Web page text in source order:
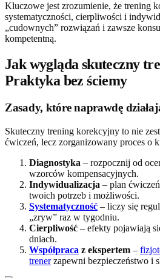
Kluczowe jest zrozumienie, że trening
systematyczności, cierpliwości i
„cudownych” rozwiązań i zawsze
kompetentną.
Jak wygląda skuteczny
Praktyka bez ściemy
Zasady, które naprawdę
Skuteczny trening korekcyjny to nie
ćwiczeń, lecz zorganizowany proces o
Diagnostyka – rozpocznij od
wzorców kompensacyjnych.
Indywidualizacja – plan
twoich potrzeb i możliwości.
Systematyczność – liczy się
„zryw” raz w tygodniu.
Cierpliwość – efekty pojawiają
dniach.
Współpraca z ekspertem –
trenerzapewni bezpieczeństwo i